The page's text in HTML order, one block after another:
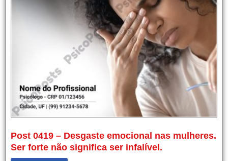
Post 0419 – Desgaste emocional nas mulheres.
Ser forte não significa ser infalível.